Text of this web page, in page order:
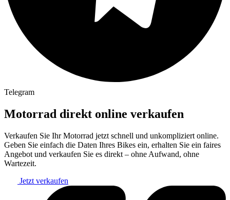
Telegram
Motorrad direkt online verkaufen
Verkaufen Sie Ihr Motorrad jetzt schnell und unkompliziert online.
Geben Sie einfach die Daten Ihres Bikes ein, erhalten Sie ein faires
Angebot und verkaufen Sie es direkt – ohne Aufwand, ohne
Wartezeit.
Jetzt verkaufen